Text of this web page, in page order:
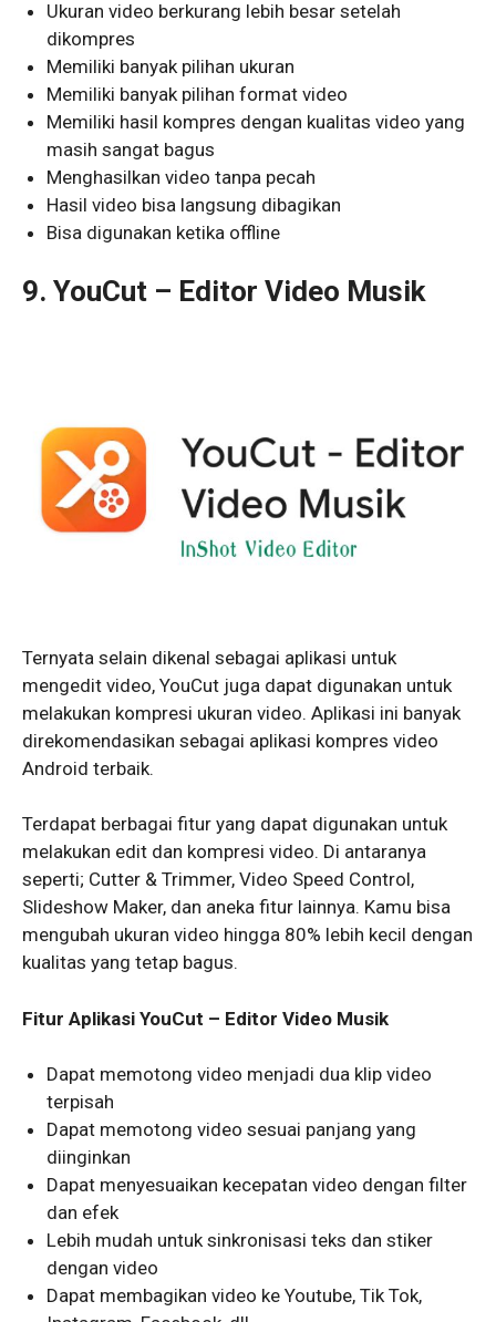
Ukuran video berkurang lebih besar setelah
dikompres
Memiliki banyak pilihan ukuran
Memiliki banyak pilihan format video
Memiliki hasil kompres dengan kualitas video yang
masih sangat bagus
Menghasilkan video tanpa pecah
Hasil video bisa langsung dibagikan
Bisa digunakan ketika offline
9. YouCut – Editor Video Musik
Ternyata selain dikenal sebagai aplikasi untuk
mengedit video, YouCut juga dapat digunakan untuk
melakukan kompresi ukuran video. Aplikasi ini banyak
direkomendasikan sebagai aplikasi kompres video
Android terbaik.
Terdapat berbagai fitur yang dapat digunakan untuk
melakukan edit dan kompresi video. Di antaranya
seperti; Cutter & Trimmer, Video Speed Control,
Slideshow Maker, dan aneka fitur lainnya. Kamu bisa
mengubah ukuran video hingga 80% lebih kecil dengan
kualitas yang tetap bagus.
Fitur Aplikasi YouCut – Editor Video Musik
Dapat memotong video menjadi dua klip video
terpisah
Dapat memotong video sesuai panjang yang
diinginkan
Dapat menyesuaikan kecepatan video dengan filter
dan efek
Lebih mudah untuk sinkronisasi teks dan stiker
dengan video
Dapat membagikan video ke Youtube, Tik Tok,